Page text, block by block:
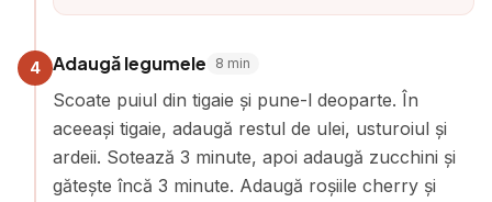
4 Adaugă legumele 8 min
Scoate puiul din tigaie și pune-l deoparte. În
aceeași tigaie, adaugă restul de ulei, usturoiul și
ardeii. Sotează 3 minute, apoi adaugă zucchini și
gătește încă 3 minute. Adaugă roșiile cherry și